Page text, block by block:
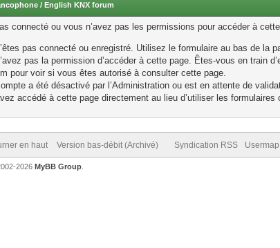
/ English KNX forum
connecté ou vous n’avez pas les permissions pour accéder à
pas connecté ou enregistré. Utilisez le formulaire au bas de la
pas la permission d’accéder à cette page. Êtes-vous en train
pour voir si vous êtes autorisé à consulter cette page.
a été désactivé par l’Administration ou est en attente de
accédé à cette page directement au lieu d’utiliser les formulaires
en haut Version bas-débit (Archivé) Syndication RSS Usermap
2026 MyBB Group.